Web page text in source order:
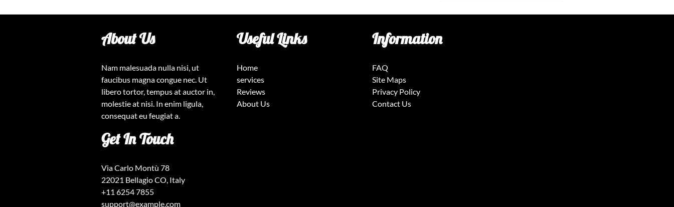
About Us
Nam malesuada nulla nisi, ut
faucibus magna congue nec. Ut
libero tortor, tempus at auctor in,
molestie at nisi. In enim ligula,
consequat eu feugiat a.
Useful Links
Home
services
Reviews
About Us
Information
FAQ
Site Maps
Privacy Policy
Contact Us
Get In Touch
Via Carlo Montù 78
22021 Bellagio CO, Italy
+11 6254 7855
support@example.com